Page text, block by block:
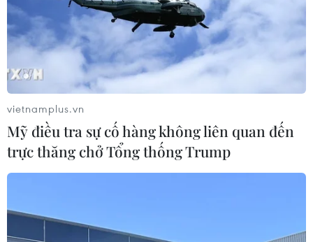
TIN LIÊN QUAN
vietnamplus.vn
Mỹ điều tra sự cố hàng không liên quan đến
trực thăng chở Tổng thống Trump